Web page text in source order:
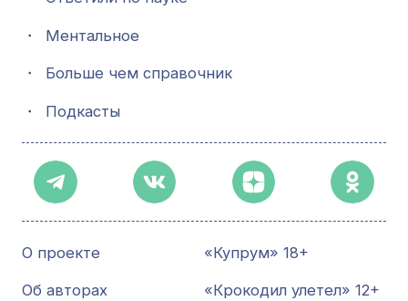
・ Ментальное
・ Больше чем справочник
・ Подкасты
О проекте
Об авторах
«Купрум» 18+
«Крокодил улетел» 12+